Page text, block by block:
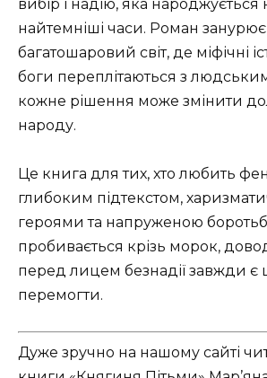
вибір і надію, яка народжується
найтемніші часи. Роман занурює
багатошаровий світ, де міфічні
боги переплітаються з
кожне рішення може змінити
народу.
Це книга для тих, хто любить
глибоким підтекстом,
героями та напруженою
пробивається крізь морок,
перед лицем безнадії завжди є
перемогти.
Дуже зручно на нашому сайті